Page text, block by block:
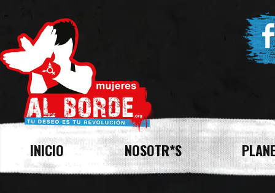
INICIO NOSOTR*S